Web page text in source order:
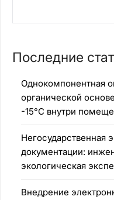
Последние
Однокомпонентная
органической
-15°C внутри
Негосударственная
документации:
экологическая
Внедрение